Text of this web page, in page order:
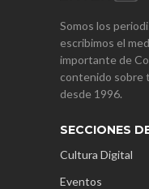
Somos los
escribimos el
importante de
contenido sobre
desde 1996.
SECCIONES
Cultura Digital
Eventos